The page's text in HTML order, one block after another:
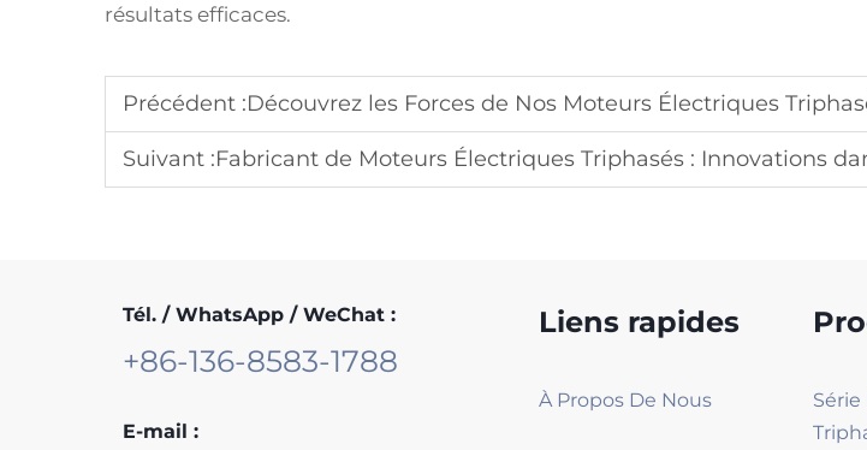
résultats efficaces.
Précédent :Découvrez les Forces de Nos Moteurs Électriques Triphasés en Tant que
Suivant :Fabricant de Moteurs Électriques Triphasés : Innovations dans la Technologie
Tél. / WhatsApp / WeChat :
+86-136-8583-1788
E-mail :
Liens rapides
À Propos De Nous
Série